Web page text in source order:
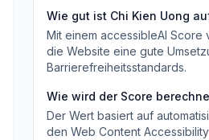
Wie gut ist Chi Kien Uong
Mit einem accessibleAI Score
die Website eine gute
Barrierefreiheitsstandards.
Wie wird der Score
Der Wert basiert auf
den Web Content